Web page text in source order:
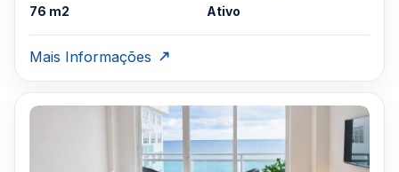
76 m2 Ativo
Mais Informações